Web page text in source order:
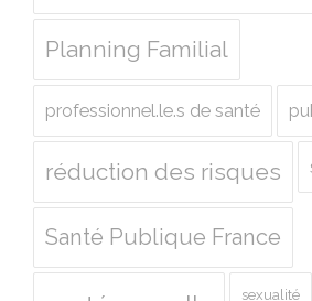
Planning Familial
professionnel.le.s de santé
réduction des risques
Santé Publique France
sexualité